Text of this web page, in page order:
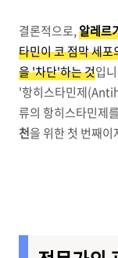
결론적으로,알레르
타민이 코 점막 세
을 '차단'하는 것입
'항히스타민제
류의 항히스타민제
천을 위한 첫 번째